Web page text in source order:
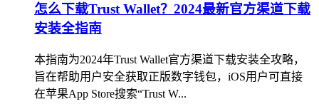
怎么下载Trust Wallet？2024最新官方渠道下载
安装全指南
本指南为2024年Trust Wallet官方渠道下载安装全攻略，
旨在帮助用户安全获取正版数字钱包，iOS用户可直接
在苹果App Store搜索“Trust W...